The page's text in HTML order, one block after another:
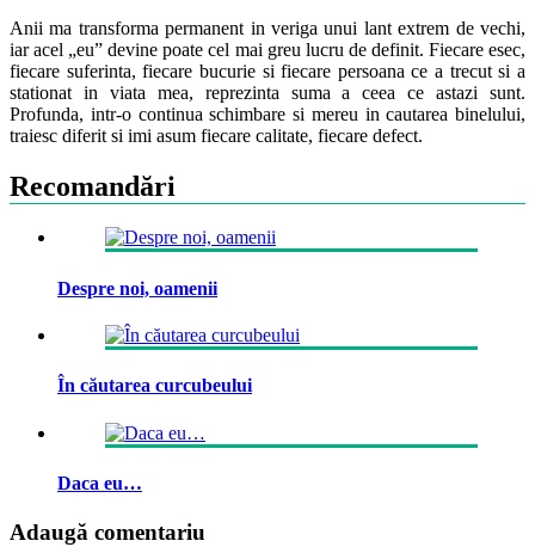
Anii ma transforma permanent in veriga unui lant extrem de vechi,
iar acel „eu” devine poate cel mai greu lucru de definit. Fiecare esec,
fiecare suferinta, fiecare bucurie si fiecare persoana ce a trecut si a
stationat in viata mea, reprezinta suma a ceea ce astazi sunt.
Profunda, intr-o continua schimbare si mereu in cautarea binelului,
traiesc diferit si imi asum fiecare calitate, fiecare defect.
Recomandări
Despre noi, oamenii
În căutarea curcubeului
Daca eu…
Adaugă comentariu